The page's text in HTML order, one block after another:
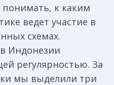
понимать, к каким
ведет участие в
схемах.
Индонезии
регулярностью. За
мы выделили три